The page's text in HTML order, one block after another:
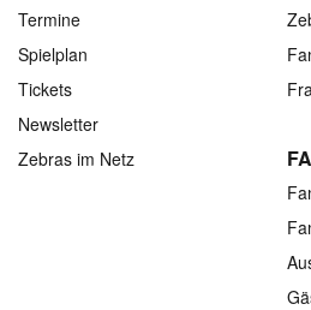
Termine
Spielplan
Tickets
Newsletter
Zebras im Netz